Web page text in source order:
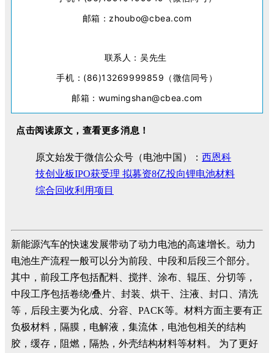
邮箱：zhoubo@cbea.com
联系人：吴先生
手机：(86)13269999859（微信同号）
邮箱：wumingshan@cbea.com
点击阅读原文，查看更多消息！
原文始发于微信公众号（电池中国）： 西恩科
技创业板IPO获受理 拟募资8亿投向锂电池材料
综合回收利用项目
新能源汽车的快速发展带动了动力电池的高速增长。动力
电池生产流程一般可以分为前段、中段和后段三个部分。
其中，前段工序包括配料、搅拌、涂布、辊压、分切等，
中段工序包括卷绕/叠片、封装、烘干、注液、封口、清洗
等，后段主要为化成、分容、PACK等。材料方面主要有正
负极材料，隔膜，电解液，集流体，电池包相关的结构
胶，缓存，阻燃，隔热，外壳结构材料等材料。 为了更好